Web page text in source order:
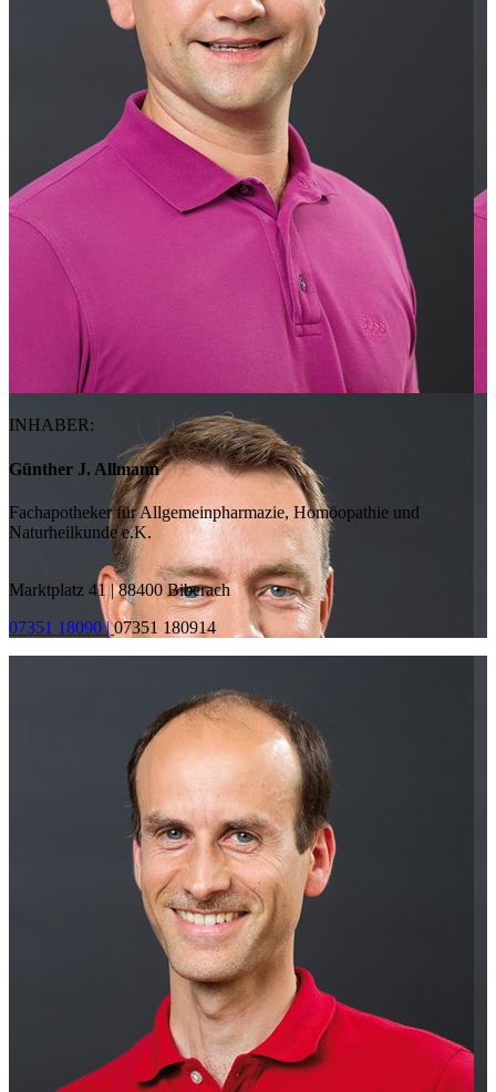
INHABER:
Günther J. Allmann
Fachapotheker für Allgemeinpharmazie, Homöopathie und
Naturheilkunde e.K.
Marktplatz 41 | 88400 Biberach
07351 18090 |07351 180914